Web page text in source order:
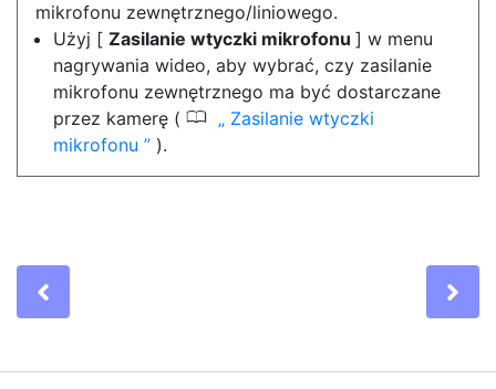
mikrofonu zewnętrznego/liniowego.
Użyj [ Zasilanie wtyczki mikrofonu ] w menu
nagrywania wideo, aby wybrać, czy zasilanie
mikrofonu zewnętrznego ma być dostarczane
przez kamerę ( 0
Zasilanie wtyczki
mikrofonu
).